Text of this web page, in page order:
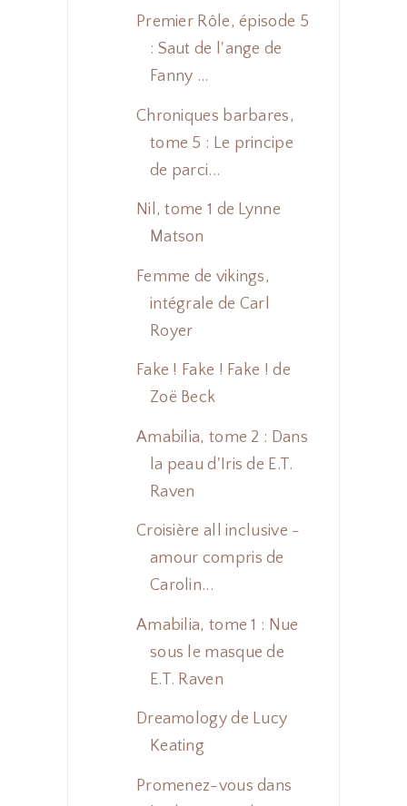
Premier Rôle, épisode 5
: Saut de l'ange de
Fanny ...
Chroniques barbares,
tome 5 : Le principe
de parci...
Nil, tome 1 de Lynne
Matson
Femme de vikings,
intégrale de Carl
Royer
Fake ! Fake ! Fake ! de
Zoë Beck
Amabilia, tome 2 : Dans
la peau d'Iris de E.T.
Raven
Croisière all inclusive -
amour compris de
Carolin...
Amabilia, tome 1 : Nue
sous le masque de
E.T. Raven
Dreamology de Lucy
Keating
Promenez-vous dans